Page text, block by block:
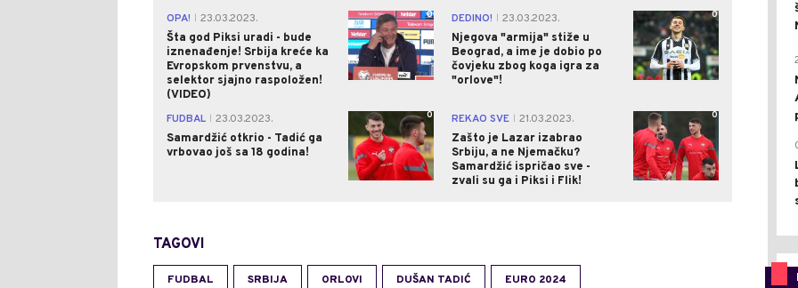
OPA!
23.03.2023.
Šta god Piksi uradi - bude
iznenađenje! Srbija kreće ka
Evropskom prvenstvu, a
selektor sjajno raspoložen!
(VIDEO)
0 DEDINO!
23.03.2023.
Njegova "armija" stiže u
Beograd, a ime je dobio po
čovjeku zbog koga igra za
"orlove"!
0
FUDBAL
23.03.2023.
Samardžić otkrio - Tadić ga
vrbovao još sa 18 godina!
0 REKAO SVE
21.03.2023.
Zašto je Lazar izabrao
Srbiju, a ne Njemačku?
Samardžić ispričao sve -
zvali su ga i Piksi i Flik!
0
TAGOVI
FUDBAL SRBIJA ORLOVI DUŠAN TADIĆ EURO 2024